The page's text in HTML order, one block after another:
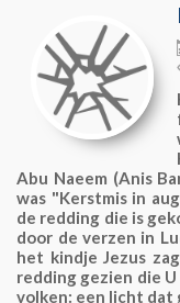
Abu Naeem (Anis
was "Kerstmis in
de redding die is
door de verzen in
het kindje Jezus
redding gezien die
volken: een licht dat